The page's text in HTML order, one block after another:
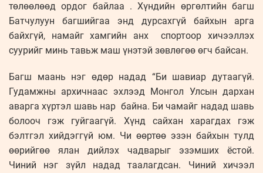
төлөөлөөд ордог байлаа . Хүндийн өргөлтийн багш
Батчулуун багшийгаа энд дурсахгүй байхын арга
байхгүй, намайг хамгийн анх спортоор хичээллэх
суурийг минь тавьж маш үнэтэй зөвлөгөө өгч байсан.
Багш маань нэг өдөр надад “Би шавиар дутаагүй.
Гудамжны архичнаас эхлээд Монгол Улсын дархан
аварга хүртэл шавь нар байна. Би чамайг надад шавь
болооч гэж гуйгаагүй. Хүнд сайхан харагдах гэж
бэлтгэл хийдэггүй юм. Чи өөртөө эзэн байхын тулд
өөрийгөө ялан дийлэх чадварыг эзэмших ёстой.
Чиний нэг зүйл надад таалагдсан. Чиний хичээл